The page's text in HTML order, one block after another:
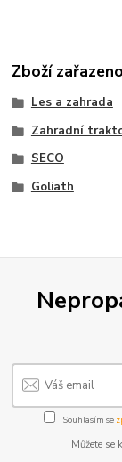
Zboží
Les a zahrada
Zahradní
SECO
Goliath
Souhlasím se
Můžete